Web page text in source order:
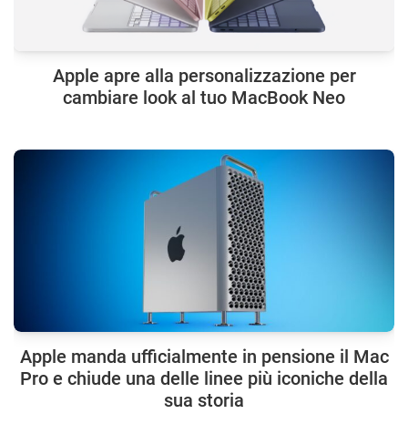
Apple apre alla personalizzazione per
cambiare look al tuo MacBook Neo
Apple manda ufficialmente in pensione il Mac
Pro e chiude una delle linee più iconiche della
sua storia